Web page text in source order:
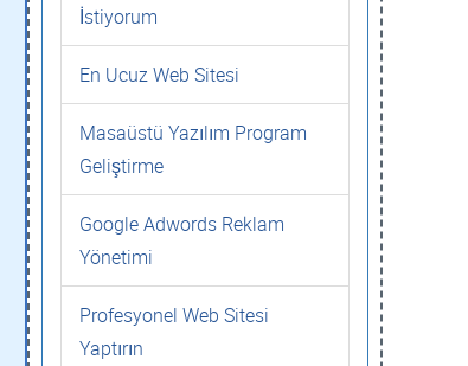
İstiyorum
En Ucuz Web Sitesi
Masaüstü Yazılım Program
Geliştirme
Google Adwords Reklam
Yönetimi
Profesyonel Web Sitesi
Yaptırın